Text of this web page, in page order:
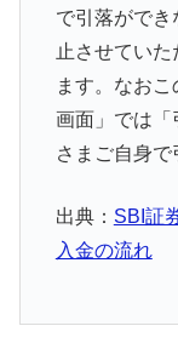
で引落がで
止させてい
ます。なお
画面」では「
さまご自身で
出典： SBI証
入金の流れ